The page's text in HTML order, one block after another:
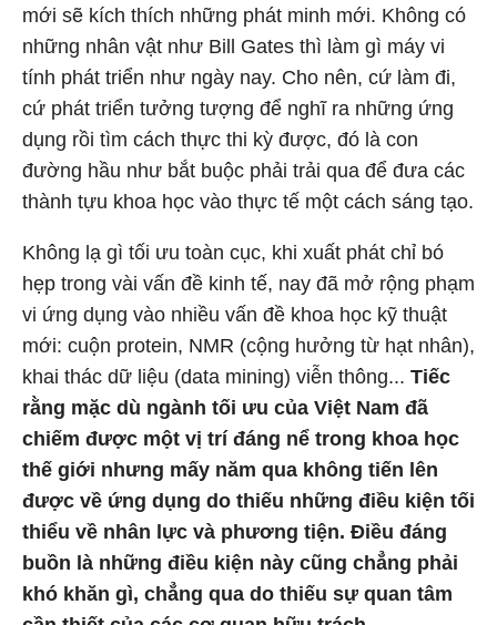
mới sẽ kích thích những phát minh mới. Không có
những nhân vật như Bill Gates thì làm gì máy vi
tính phát triển như ngày nay. Cho nên, cứ làm đi,
cứ phát triển tưởng tượng để nghĩ ra những ứng
dụng rồi tìm cách thực thi kỳ được, đó là con
đường hầu như bắt buộc phải trải qua để đưa các
thành tựu khoa học vào thực tế một cách sáng tạo.
Không lạ gì tối ưu toàn cục, khi xuất phát chỉ bó
hẹp trong vài vấn đề kinh tế, nay đã mở rộng phạm
vi ứng dụng vào nhiều vấn đề khoa học kỹ thuật
mới: cuộn protein, NMR (cộng hưởng từ hạt nhân),
khai thác dữ liệu (data mining) viễn thông... Tiếc
rằng mặc dù ngành tối ưu của Việt Nam đã
chiếm được một vị trí đáng nể trong khoa học
thế giới nhưng mấy năm qua không tiến lên
được về ứng dụng do thiếu những điều kiện tối
thiểu về nhân lực và phương tiện. Điều đáng
buồn là những điều kiện này cũng chẳng phải
khó khăn gì, chẳng qua do thiếu sự quan tâm